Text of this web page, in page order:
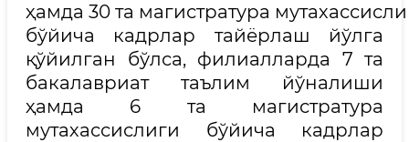
ҳамда 30 та магистратура
бўйича кадрлар тайёрлаш йўлга
қўйилган бўлса, филиалларда 7 та
бакалавриат таълим йўналиши
ҳамда 6 та магистратура
мутахассислиги бўйича кадрлар